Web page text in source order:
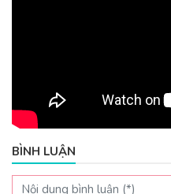
BÌNH LUẬN